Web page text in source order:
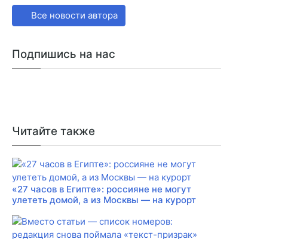
Все новости автора
Подпишись на нас
Читайте также
«27 часов в Египте»: россияне не могут
улететь домой, а из Москвы — на курорт